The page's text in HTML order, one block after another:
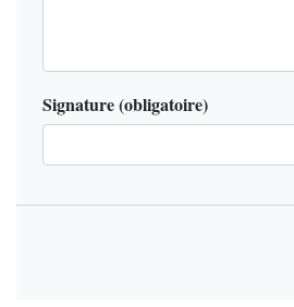
Signature(obligatoire)